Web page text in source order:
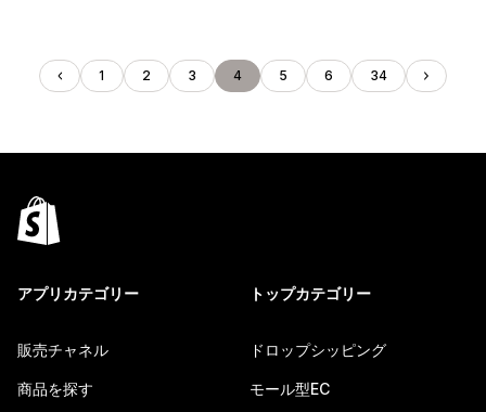
1 2 3 4 5 6 34
アプリカテゴリー
販売チャネル
商品を探す
トップカテゴリー
ドロップシッピング
モール型EC